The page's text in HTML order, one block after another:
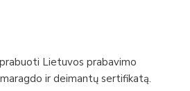
Lietuvos prabavimo
ir deimantų sertifikatą.